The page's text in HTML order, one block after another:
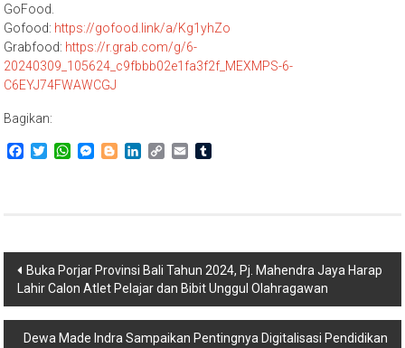
GoFood.
Gofood: https://gofood.link/a/Kg1yhZo
Grabfood: https://r.grab.com/g/6-
20240309_105624_c9fbbb02e1fa3f2f_MEXMPS-6-
C6EYJ74FWAWCGJ
Bagikan:
Facebook
TwitterWhatsApp
Messenger
BloggerLinkedIn
Copy Email
Navigasi
pos
Buka Porjar Provinsi Bali Tahun 2024, Pj. Mahendra Jaya Harap
Lahir Calon Atlet Pelajar dan Bibit Unggul Olahragawan
Dewa Made Indra Sampaikan Pentingnya Digitalisasi Pendidikan